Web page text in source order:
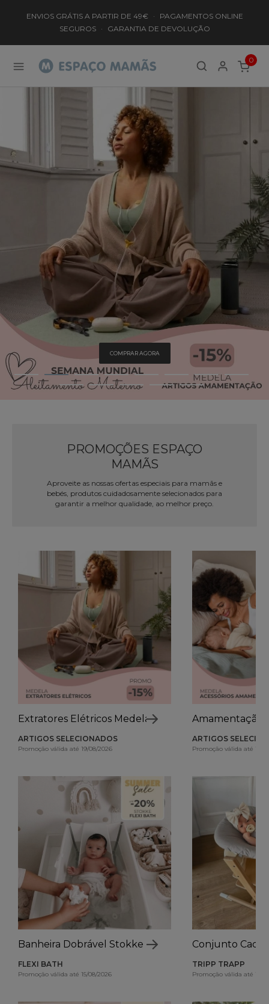
ENVIOS GRÁTIS A PARTIR DE 49€ ·
PAGAMENTOS ONLINE
SEGUROS · GARANTIA DE DEVOLUÇÃO
0
ITEMS
COMPRAR AGORA
PROMOÇÕES ESPAÇO
MAMÃS
Aproveite as nossas ofertas especiais para mamãs e
bebés, produtos cuidadosamente selecionados para
garantir a melhor qualidade, ao melhor preço.
Extratores Elétricos Medela
ARTIGOS SELECIONADOS
Promoção válida até 19/08/2026
Amamentação
ARTIGOS
Promoção válida até 19/
Banheira Dobrável Stokke
FLEXI BATH
Promoção válida até 15/08/2026
Conjunto
TRIPP TRAPP
Promoção válida até 15/